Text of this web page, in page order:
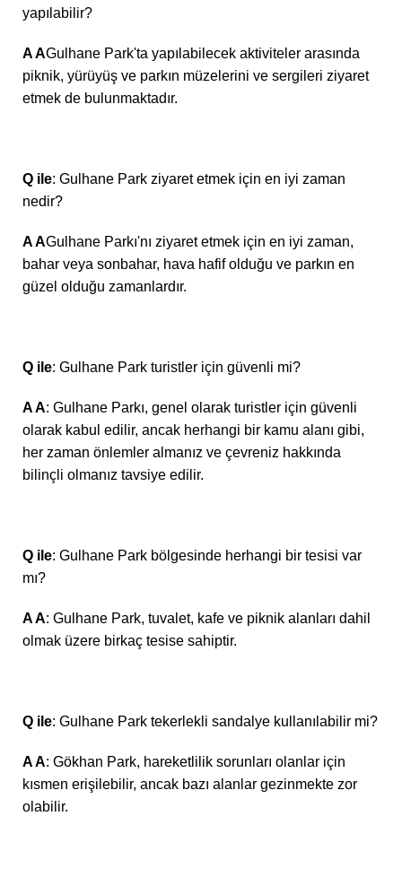
yapılabilir?
A AGulhane Park'ta yapılabilecek aktiviteler arasında
piknik, yürüyüş ve parkın müzelerini ve sergileri ziyaret
etmek de bulunmaktadır.
Q ile: Gulhane Park ziyaret etmek için en iyi zaman
nedir?
A AGulhane Parkı'nı ziyaret etmek için en iyi zaman,
bahar veya sonbahar, hava hafif olduğu ve parkın en
güzel olduğu zamanlardır.
Q ile: Gulhane Park turistler için güvenli mi?
A A: Gulhane Parkı, genel olarak turistler için güvenli
olarak kabul edilir, ancak herhangi bir kamu alanı gibi,
her zaman önlemler almanız ve çevreniz hakkında
bilinçli olmanız tavsiye edilir.
Q ile: Gulhane Park bölgesinde herhangi bir tesisi var
mı?
A A: Gulhane Park, tuvalet, kafe ve piknik alanları dahil
olmak üzere birkaç tesise sahiptir.
Q ile: Gulhane Park tekerlekli sandalye kullanılabilir mi?
A A: Gökhan Park, hareketlilik sorunları olanlar için
kısmen erişilebilir, ancak bazı alanlar gezinmekte zor
olabilir.